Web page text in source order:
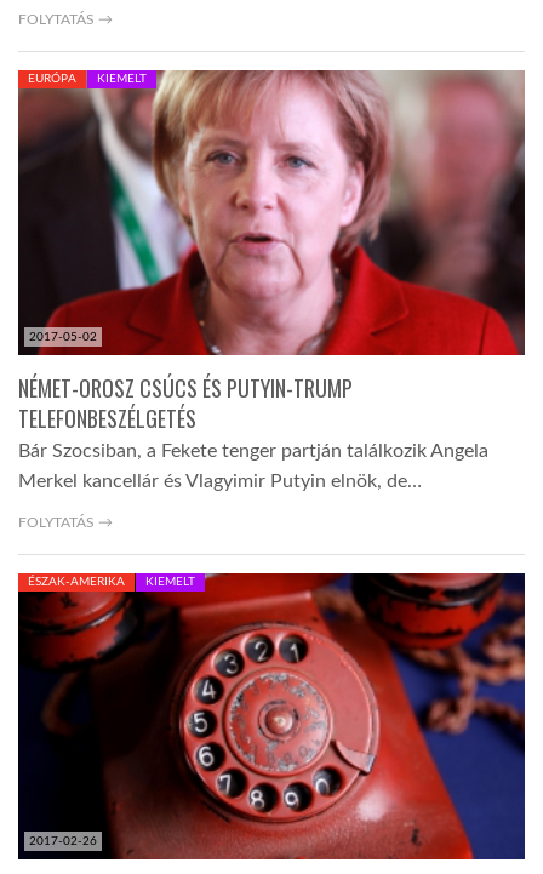
FOLYTATÁS →
2017-05-02
EURÓPA KIEMELT
NÉMET-OROSZ CSÚCS ÉS PUTYIN-TRUMP
TELEFONBESZÉLGETÉS
Bár Szocsiban, a Fekete tenger partján találkozik Angela
Merkel kancellár és Vlagyimir Putyin elnök, de…
FOLYTATÁS →
2017-02-26
ÉSZAK-AMERIKA KIEMELT